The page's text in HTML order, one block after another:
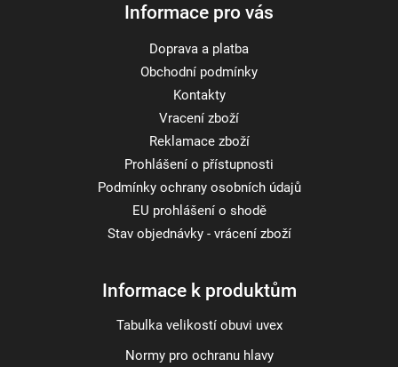
Informace pro vás
Doprava a platba
Obchodní podmínky
Kontakty
Vracení zboží
Reklamace zboží
Prohlášení o přístupnosti
Podmínky ochrany osobních údajů
EU prohlášení o shodě
Stav objednávky - vrácení zboží
Informace k produktům
Tabulka velikostí obuvi uvex
Normy pro ochranu hlavy